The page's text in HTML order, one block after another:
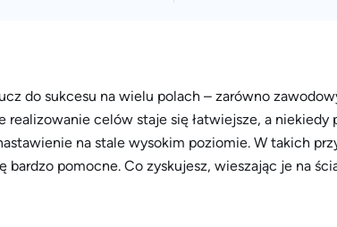
do sukcesu na wielu polach – zarówno
realizowanie celów staje się łatwiejsze, a niekiedy
na stale wysokim poziomie. W takich
bardzo pomocne. Co zyskujesz, wieszając je na